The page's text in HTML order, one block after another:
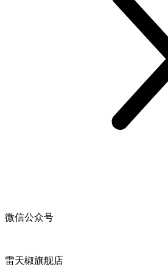
微信公众号
雷天椒旗舰店